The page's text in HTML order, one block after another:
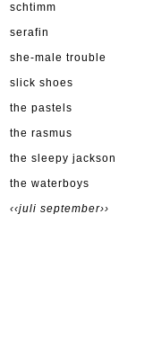
schtimm
serafin
she-male trouble
slick shoes
the pastels
the rasmus
the sleepy jackson
the waterboys
‹‹juli september››